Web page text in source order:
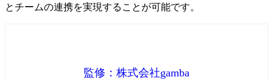
とチームの連携を実現することが可能です。
監修：株式会社gamba